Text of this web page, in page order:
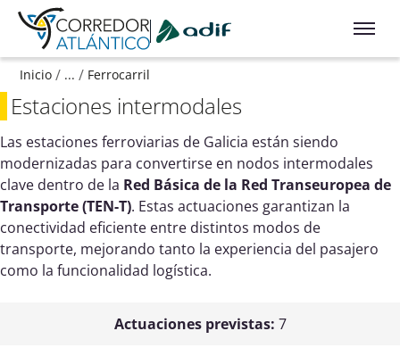
Ir a contenido principal
Inicio / ... / Ferrocarril
Estaciones intermodales
Las estaciones ferroviarias de Galicia están siendo
modernizadas para convertirse en nodos intermodales
clave dentro de la Red Básica de la Red Transeuropea de
Transporte (TEN-T). Estas actuaciones garantizan la
conectividad eficiente entre distintos modos de
transporte, mejorando tanto la experiencia del pasajero
como la funcionalidad logística.
Actuaciones previstas: 7